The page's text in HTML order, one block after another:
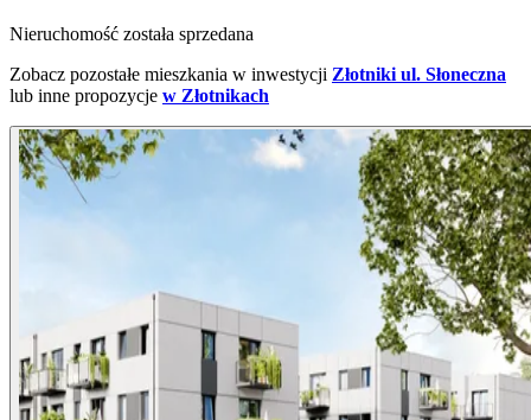
Nieruchomość została sprzedana
Zobacz pozostałe mieszkania w inwestycji Złotniki ul. Słoneczna
lub inne propozycje w Złotnikach